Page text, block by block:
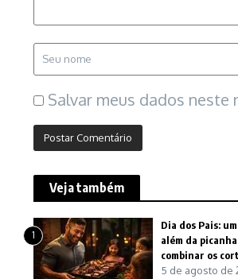
Salvar meus dados neste
Veja também
1
Dia dos Pais:
além da
combinar os
5 de agosto de